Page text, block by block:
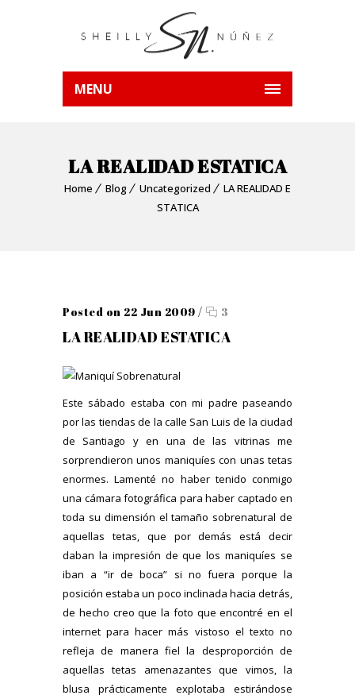
MENU
LA REALIDAD ESTATICA
Home Blog Uncategorized
LA REALIDAD E
STATICA
Posted on 22 Jun 2009 / 3
LA REALIDAD ESTATICA
Este sábado estaba con mi padre paseando
por las tiendas de la calle San Luis de la ciudad
de Santiago y en una de las vitrinas me
sorprendieron unos maniquíes con unas tetas
enormes. Lamenté no haber tenido conmigo
una cámara fotográfica para haber captado en
toda su dimensión el tamaño sobrenatural de
aquellas tetas, que por demás está decir
daban la impresión de que los maniquíes se
iban a “ir de boca” si no fuera porque la
posición estaba un poco inclinada hacia detrás,
de hecho creo que la foto que encontré en el
internet para hacer más vistoso el texto no
refleja de manera fiel la desproporción de
aquellas tetas amenazantes que vimos, la
blusa prácticamente explotaba estirándose